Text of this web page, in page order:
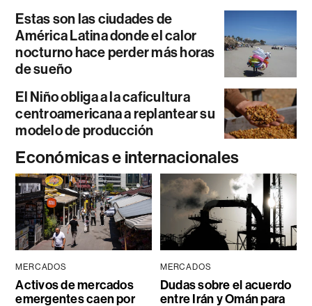
Estas son las ciudades de
América Latina donde el calor
nocturno hace perder más horas
de sueño
El Niño obliga a la caficultura
centroamericana a replantear su
modelo de producción
Económicas e internacionales
MERCADOS
Activos de mercados
emergentes caen por
MERCADOS
Dudas sobre el acuerdo
entre Irán y Omán para